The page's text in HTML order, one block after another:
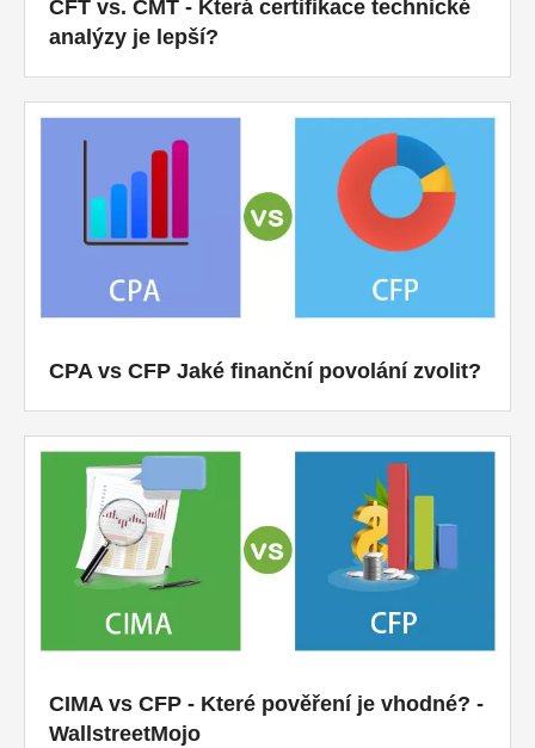
CFT vs. CMT - Která certifikace technické
analýzy je lepší?
CPA vs CFP Jaké finanční povolání zvolit?
CIMA vs CFP - Které pověření je vhodné? -
WallstreetMojo